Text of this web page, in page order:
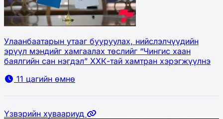
Улаанбаатарын утааг бууруулах, нийслэлчүүдийн
эрүүл мэндийг хамгаалах төслийг “Чингис хаан
баялгийн сан нэгдэл” ХХК-тай хамтран хэрэгжүүлнэ
11 цагийн өмнө
Үзвэрийн хуваариуд